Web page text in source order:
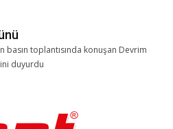
basın toplantısında konuşan Devrim
duyurdu